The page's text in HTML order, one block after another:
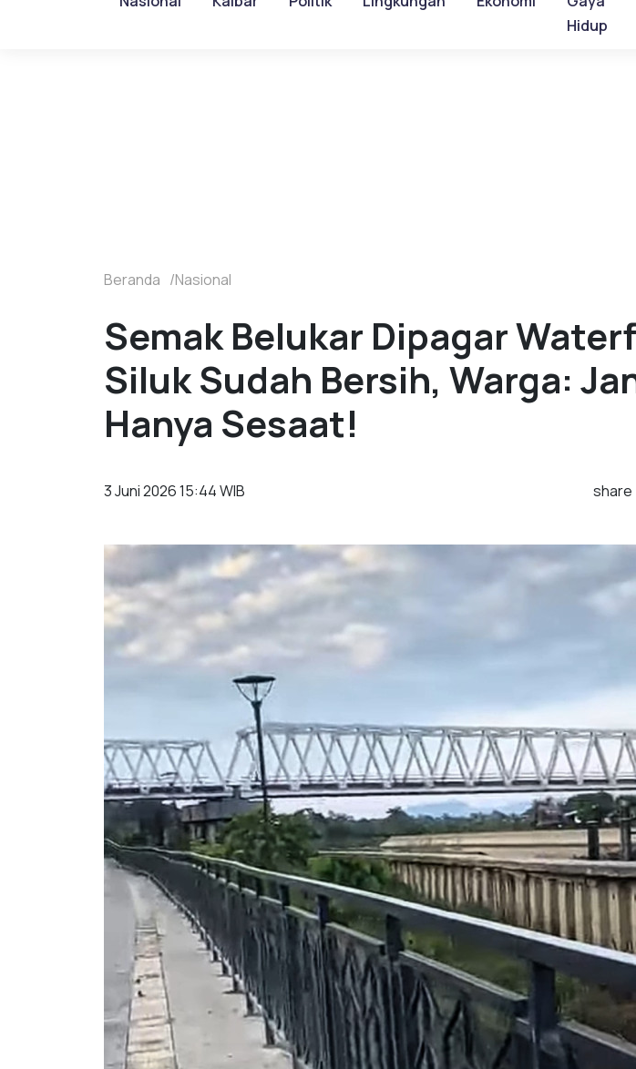
Hidup
Beranda Nasional
Semak Belukar Dipagar
Siluk Sudah Bersih, Warga:
Hanya Sesaat!
3 Juni 2026 15:44 WIB share